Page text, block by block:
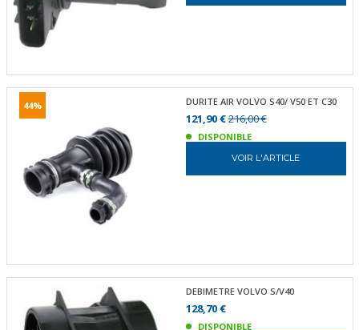
44% DURITE AIR VOLVO S40/ V50 ET C30
121,90 €216,00 €
DISPONIBLE
VOIR L'ARTICLE
DEBIMETRE VOLVO S/V40
128,70 €
DISPONIBLE